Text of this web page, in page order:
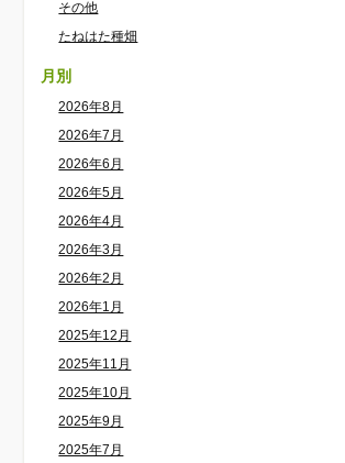
その他
たねはた種畑
月別
2026年8月
2026年7月
2026年6月
2026年5月
2026年4月
2026年3月
2026年2月
2026年1月
2025年12月
2025年11月
2025年10月
2025年9月
2025年7月